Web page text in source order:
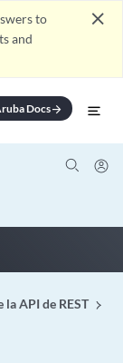
to
and
close
Docsarrow_forward
la API de REST